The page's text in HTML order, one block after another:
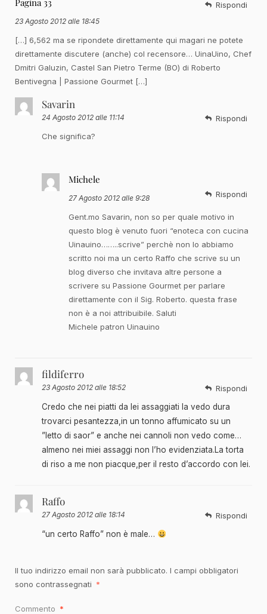
23 Agosto 2012 alle 18:45
[…] 6,562 ma se ripondete direttamente qui magari ne potete
direttamente discutere (anche) col recensore… UinaUino, Chef
Dmitri Galuzin, Castel San Pietro Terme (BO) di Roberto
Bentivegna | Passione Gourmet […]
Rispondi
Savarin
24 Agosto 2012 alle 11:14
Che significa?
Rispondi
Michele
27 Agosto 2012 alle 9:28
Gent.mo Savarin, non so per quale motivo in
questo blog è venuto fuori “enoteca con cucina
Uinauino……..scrive” perchè non lo abbiamo
scritto noi ma un certo Raffo che scrive su un
blog diverso che invitava altre persone a
scrivere su Passione Gourmet per parlare
direttamente con il Sig. Roberto. questa frase
non è a noi attribuibile. Saluti
Michele patron Uinauino
Rispondi
fildiferro
23 Agosto 2012 alle 18:52
Credo che nei piatti da lei assaggiati la vedo dura
trovarci pesantezza,in un tonno affumicato su un
”letto di saor” e anche nei cannoli non vedo come…
almeno nei miei assaggi non l’ho evidenziata.La torta
di riso a me non piacque,per il resto d’accordo con lei.
Rispondi
Raffo
27 Agosto 2012 alle 18:14
“un certo Raffo” non è male…
Rispondi
Il tuo indirizzo email non sarà pubblicato. I campi obbligatori
sono contrassegnati *
Commento *